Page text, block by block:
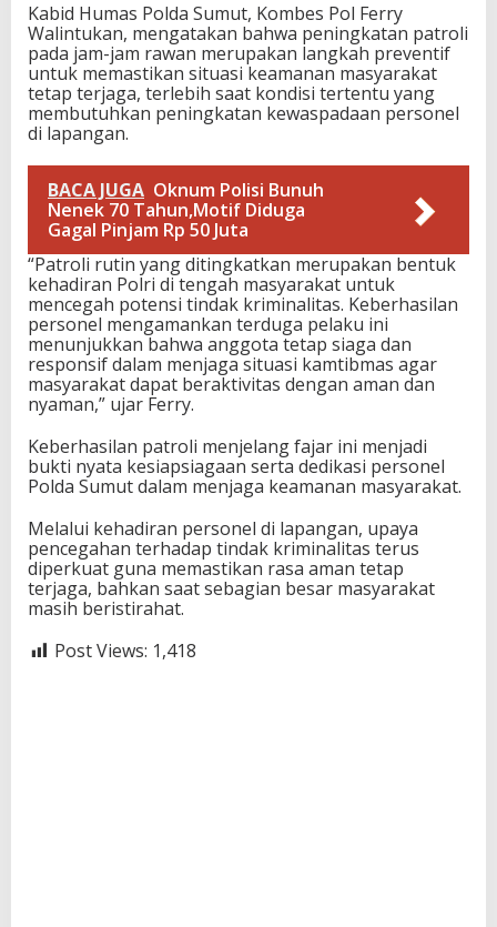
Kabid Humas Polda Sumut, Kombes Pol Ferry
Walintukan, mengatakan bahwa peningkatan patroli
pada jam-jam rawan merupakan langkah preventif
untuk memastikan situasi keamanan masyarakat
tetap terjaga, terlebih saat kondisi tertentu yang
membutuhkan peningkatan kewaspadaan personel
di lapangan.
BACA JUGA Oknum Polisi Bunuh
Nenek 70 Tahun,Motif Diduga
Gagal Pinjam Rp 50 Juta
“Patroli rutin yang ditingkatkan merupakan bentuk
kehadiran Polri di tengah masyarakat untuk
mencegah potensi tindak kriminalitas. Keberhasilan
personel mengamankan terduga pelaku ini
menunjukkan bahwa anggota tetap siaga dan
responsif dalam menjaga situasi kamtibmas agar
masyarakat dapat beraktivitas dengan aman dan
nyaman,” ujar Ferry.
Keberhasilan patroli menjelang fajar ini menjadi
bukti nyata kesiapsiagaan serta dedikasi personel
Polda Sumut dalam menjaga keamanan masyarakat.
Melalui kehadiran personel di lapangan, upaya
pencegahan terhadap tindak kriminalitas terus
diperkuat guna memastikan rasa aman tetap
terjaga, bahkan saat sebagian besar masyarakat
masih beristirahat.
Post Views: 1,418